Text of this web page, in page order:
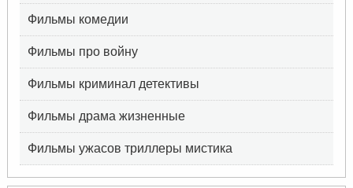
Фильмы комедии
Фильмы про войну
Фильмы криминал детективы
Фильмы драма жизненные
Фильмы ужасов триллеры мистика